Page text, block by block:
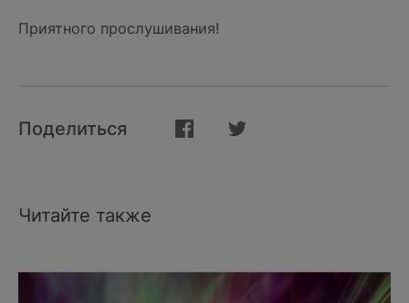
Приятного прослушивания!
Поделиться
Читайте также